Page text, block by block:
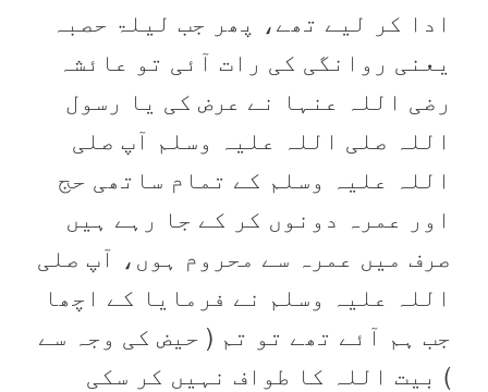
ادا کر لیے تھے، پھر جب لیلۃ حصبہ
یعنی روانگی کی رات آئی تو عائشہ
رضی اللہ عنہا نے عرض کی یا رسول
اللہ صلی اللہ علیہ وسلم آپ صلی
اللہ علیہ وسلم کے تمام ساتھی حج
اور عمرہ دونوں کر کے جا رہے ہیں
صرف میں عمرہ سے محروم ہوں، آپ صلی
اللہ علیہ وسلم نے فرمایا کے اچھا
جب ہم آئے تھے تو تم ( حیض کی وجہ سے
) بیت اللہ کا طواف نہیں کر سکی